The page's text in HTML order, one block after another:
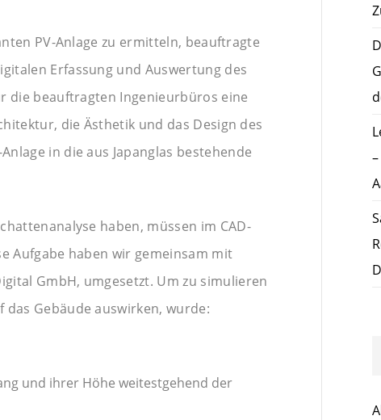
PV-Anlage zu ermitteln, beauftragte
Erfassung und Auswertung des
die beauftragten Ingenieurbüros eine
die Ästhetik und das Design des
in die aus Japanglas bestehende
haben, müssen im CAD-
Aufgabe haben wir gemeinsam mit
GmbH, umgesetzt. Um zu simulieren
Gebäude auswirken, wurde:
und ihrer Höhe weitestgehend der